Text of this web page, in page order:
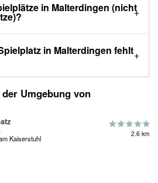
in Malterdingen (nicht
in Malterdingen fehlt
Umgebung von
Kaiserstuhl
2.6 km